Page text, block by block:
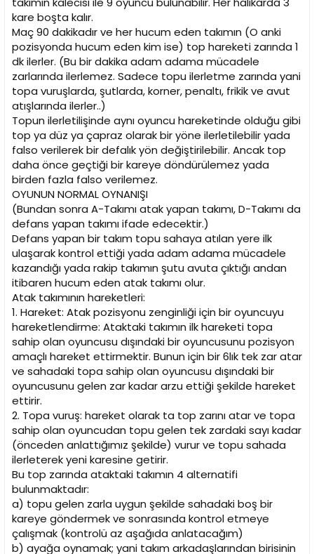
kare boşta kalır.
Maç 90 dakikadır ve her hucum eden takımın (O anki
pozisyonda hucum eden kim ise) top hareketi zarında 1
dk ilerler. (Bu bir dakika adam adama mücadele
zarlarında ilerlemez. Sadece topu ilerletme zarında yani
topa vuruşlarda, şutlarda, korner, penaltı, frikik ve avut
atışlarında ilerler..)
Topun ilerletilişinde aynı oyuncu hareketinde olduğu gibi
top ya düz ya çapraz olarak bir yöne ilerletilebilir yada
falso verilerek bir defalık yön değiştirilebilir. Ancak top
daha önce geçtiği bir kareye döndürülemez yada
birden fazla falso verilemez.
OYUNUN NORMAL OYNANIŞI
(Bundan sonra A-Takımı atak yapan takımı, D-Takımı da
defans yapan takımı ifade edecektir.)
Defans yapan bir takım topu sahaya atılan yere ilk
ulaşarak kontrol ettiği yada adam adama mücadele
kazandığı yada rakip takımın şutu avuta çıktığı andan
itibaren hucum eden atak takımı olur.
Atak takımının hareketleri:
1. Hareket: Atak pozisyonu zenginliği için bir oyuncuyu
hareketlendirme: Ataktaki takımın ilk hareketi topa
sahip olan oyuncusu dışındaki bir oyuncusunu pozisyon
amaçlı hareket ettirmektir. Bunun için bir 6lık tek zar atar
ve sahadaki topa sahip olan oyuncusu dışındaki bir
oyuncusunu gelen zar kadar arzu ettiği şekilde hareket
ettirir.
2. Topa vuruş: hareket olarak ta top zarını atar ve topa
sahip olan oyuncudan topu gelen tek zardaki sayı kadar
(önceden anlattığımız şekilde) vurur ve topu sahada
ilerleterek yeni karesine getirir.
Bu top zarında ataktaki takımın 4 alternatifi
bulunmaktadır:
a) topu gelen zarla uygun şekilde sahadaki boş bir
kareye göndermek ve sonrasında kontrol etmeye
çalışmak (kontrolü az aşağıda anlatacağım)
b) ayağa oynamak; yani takım arkadaşlarından birisinin